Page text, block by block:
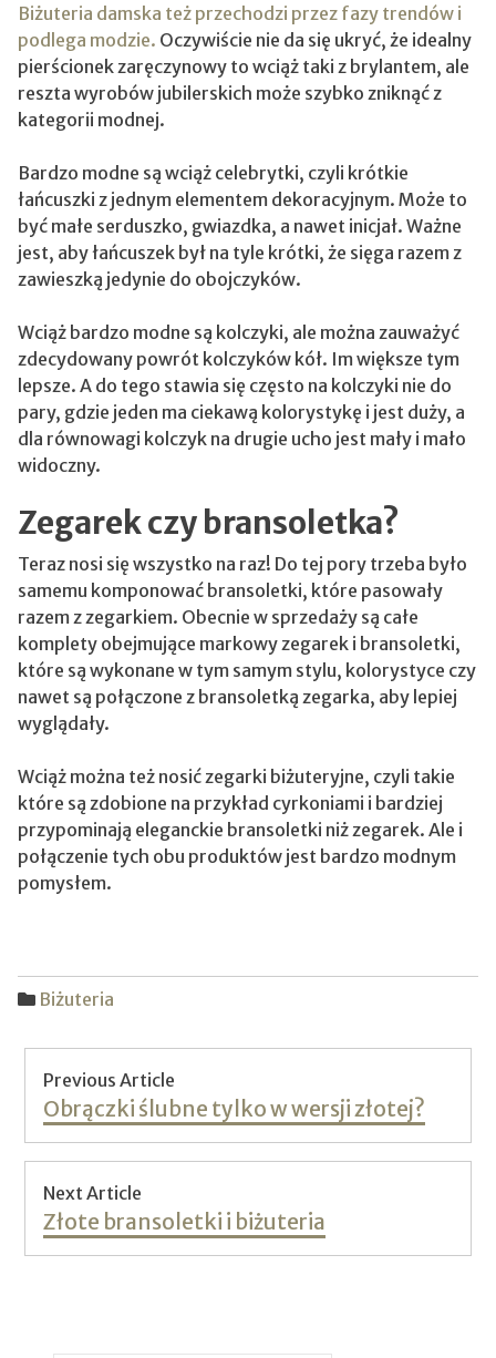
Biżuteria damska też przechodzi przez fazy trendów i
podlega modzie. Oczywiście nie da się ukryć, że idealny
pierścionek zaręczynowy to wciąż taki z brylantem, ale
reszta wyrobów jubilerskich może szybko zniknąć z
kategorii modnej.
Bardzo modne są wciąż celebrytki, czyli krótkie
łańcuszki z jednym elementem dekoracyjnym. Może to
być małe serduszko, gwiazdka, a nawet inicjał. Ważne
jest, aby łańcuszek był na tyle krótki, że sięga razem z
zawieszką jedynie do obojczyków.
Wciąż bardzo modne są kolczyki, ale można zauważyć
zdecydowany powrót kolczyków kół. Im większe tym
lepsze. A do tego stawia się często na kolczyki nie do
pary, gdzie jeden ma ciekawą kolorystykę i jest duży, a
dla równowagi kolczyk na drugie ucho jest mały i mało
widoczny.
Zegarek czy bransoletka?
Teraz nosi się wszystko na raz! Do tej pory trzeba było
samemu komponować bransoletki, które pasowały
razem z zegarkiem. Obecnie w sprzedaży są całe
komplety obejmujące markowy zegarek i bransoletki,
które są wykonane w tym samym stylu, kolorystyce czy
nawet są połączone z bransoletką zegarka, aby lepiej
wyglądały.
Wciąż można też nosić zegarki biżuteryjne, czyli takie
które są zdobione na przykład cyrkoniami i bardziej
przypominają eleganckie bransoletki niż zegarek. Ale i
połączenie tych obu produktów jest bardzo modnym
pomysłem.
Biżuteria
Nawigacja
wpisu
Previous Article
Previous
post:
Obrączki ślubne tylko w wersji złotej?
Next Article
Next
post:
Złote bransoletki i biżuteria